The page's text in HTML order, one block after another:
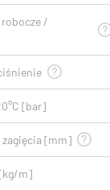
/
[bar]
[mm]
m]